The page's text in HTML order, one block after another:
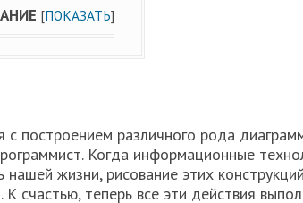
[ПОКАЗАТЬ]
с построением различного рода
Когда информационные
нашей жизни, рисование этих
К счастью, теперь все эти действия